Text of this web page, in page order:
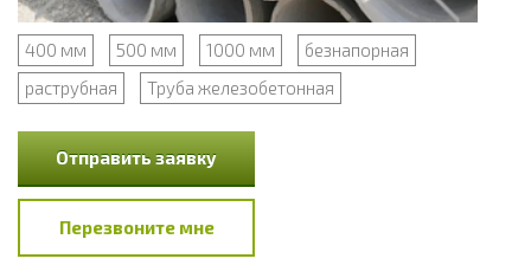
400 мм 500 мм 1000 мм
безнапорная
раструбная
Труба железобетонная
Отправить заявку
Перезвоните мне